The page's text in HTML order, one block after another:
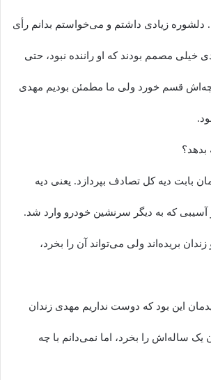
دلشوره زیادی داشتم و می‌خواستم بدانم رأی
مصمم بودند که او راننده نبود، حتی
قسم خورد ولی ما مطمئن بودیم مهدی
بدهد؟
تومان بابت دیه کل تصادف بپردازد. یعنی دیه
که به دیگر سرنشین خودرو وارد شد.
بریده‌اند ولی می‌تواند آن را بخرد،
این بود که دوست نداریم مهدی زندان
یک ساله‌اش را بخرد، اما نمی‌دانم با چه